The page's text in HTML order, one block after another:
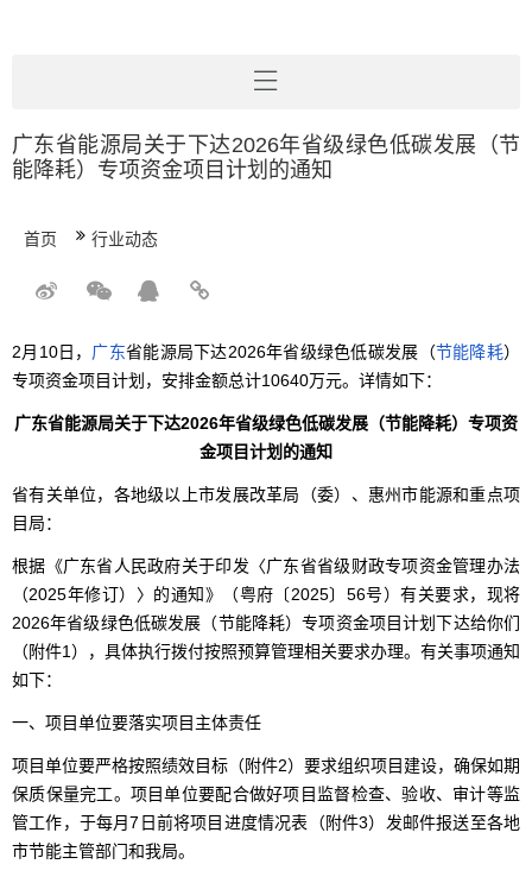
广东省能源局关于下达2026年省级绿色低碳发展（节
能降耗）专项资金项目计划的通知
首页 行业动态
2月10日， 广东省能源局下达2026年省级绿色低碳发展（节能降耗）
专项资金项目计划，安排金额总计10640万元。详情如下：
广东省能源局关于下达2026年省级绿色低碳发展（节能降耗）专项资
金项目计划的通知
省有关单位，各地级以上市发展改革局（委）、惠州市能源和重点项
目局：
根据《广东省人民政府关于印发〈广东省省级财政专项资金管理办法
（2025年修订）〉的通知》（粤府〔2025〕56号）有关要求，现将
2026年省级绿色低碳发展（节能降耗）专项资金项目计划下达给你们
（附件1），具体执行拨付按照预算管理相关要求办理。有关事项通知
如下：
一、项目单位要落实项目主体责任
项目单位要严格按照绩效目标（附件2）要求组织项目建设，确保如期
保质保量完工。项目单位要配合做好项目监督检查、验收、审计等监
管工作，于每月7日前将项目进度情况表（附件3）发邮件报送至各地
市节能主管部门和我局。